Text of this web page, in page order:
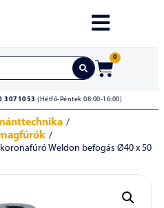
0
3071053 (Hétfő-Péntek 08:00-16:00)
/
/
Weldon befogás Ø40 x 50